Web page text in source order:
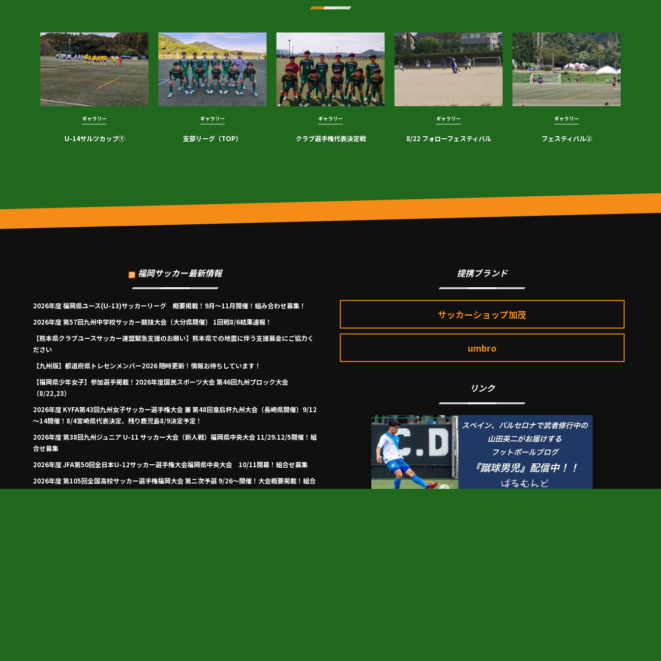
ギャラリー
U-14サルツカップ①
ギャラリー
支部リーグ（TOP）
ギャラリー
クラブ選手権代表決定戦
ギャラリー
8/22 フォローフェスティバル
ギャラリー
フェスティバル②
福岡サッカー最新情報
2026年度 福岡県ユース(U-13)サッカーリーグ 概要掲載！9月～11月開催！組み合わせ募集！
2026年度 第57回九州中学校サッカー競技大会（大分県開催） 1回戦8/6結果速報！
【熊本県クラブユースサッカー連盟緊急支援のお願い】熊本県での地震に伴う支援募金にご協力く
ださい
【九州版】都道府県トレセンメンバー2026 随時更新！情報お待ちしています！
【福岡県少年女子】参加選手掲載！2026年度国民スポーツ大会 第46回九州ブロック大会
（8/22,23）
2026年度 KYFA第43回九州女子サッカー選手権大会 兼 第48回皇后杯九州大会（長崎県開催）9/12
～14開催！8/4宮崎県代表決定、残り鹿児島8/9決定予定！
2026年度 第38回九州ジュニア U-11 サッカー大会（新人戦）福岡県中央大会 11/29.12/5開催！組
合せ募集
2026年度 JFA第50回全日本U-12サッカー選手権大会福岡県中央大会 10/11開幕！組合せ募集
2026年度 第105回全国高校サッカー選手権福岡大会 第ニ次予選 9/26～開催！大会概要掲載！組合
提携ブランド
サッカーショップ加茂
umbro
リンク